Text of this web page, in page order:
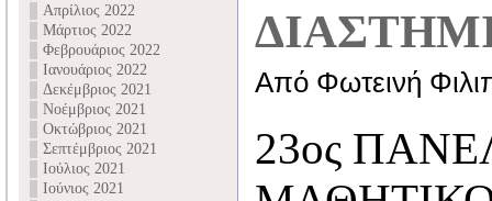
Απρίλιος 2022
Μάρτιος 2022
Φεβρουάριος 2022
Ιανουάριος 2022
Δεκέμβριος 2021
Νοέμβριος 2021
Οκτώβριος 2021
Σεπτέμβριος 2021
Ιούλιος 2021
Ιούνιος 2021
Από Φωτεινή
23ος